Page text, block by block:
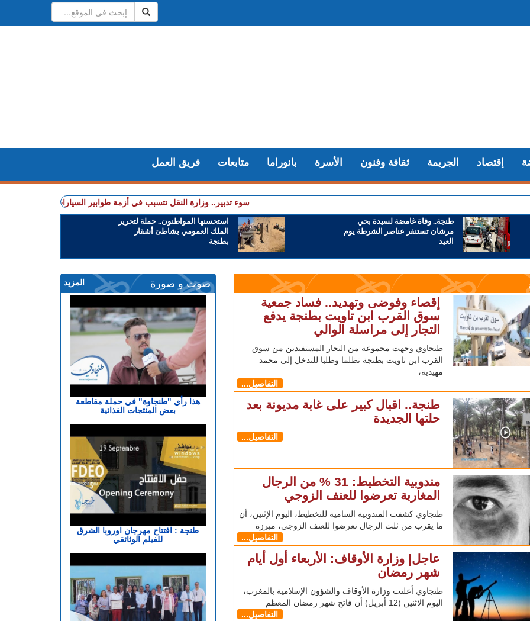
فريق العمل متابعات بانوراما الأسرة ثقافة وفنون الجريمة إقتصاد
+ سوء تدبير.. وزارة النقل تتسبب في أزمة طوابير السيارات أمام مراكز الفحص التقني
استحسنها المواطنون.. حملة لتحرير
الملك العمومي بشاطئ أشقار
بطنجة
طنجة.. وفاة غامضة لسيدة بحي
مرشان تستنفر عناصر الشرطة يوم
العيد
إقصاء وفوضى وتهديد.. فساد جمعية
سوق القرب ابن تاويت بطنجة يدفع
التجار إلى مراسلة الوالي
طنجاوي وجهت مجموعة من التجار المستفيدين من سوق
القرب ابن تاويت بطنجة تظلما وطلبا للتدخل إلى محمد
مهيدية،
التفاصيل...
طنجة.. اقبال كبير على غابة مديونة بعد
حلتها الجديدة
التفاصيل...
مندوبية التخطيط: 31 % من الرجال
المغاربة تعرضوا للعنف الزوجي
طنجاوي كشفت المندوبية السامية للتخطيط، اليوم الإثنين، أن
ما يقرب من ثلث الرجال تعرضوا للعنف الزوجي، مبرزة
التفاصيل...
عاجل| وزارة الأوقاف: الأربعاء أول أيام
شهر رمضان
طنجاوي أعلنت وزارة الأوقاف والشؤون الإسلامية بالمغرب،
اليوم الاثنين (12 أبريل) أن فاتح شهر رمضان المعظم
التفاصيل...
المزيد صوت و صورة
هذا رأي "طنجاوة" في حملة مقاطعة
بعض المنتجات الغذائية
طنجة : افتتاح مهرجان اوروبا الشرق
للفيلم الوثائقي